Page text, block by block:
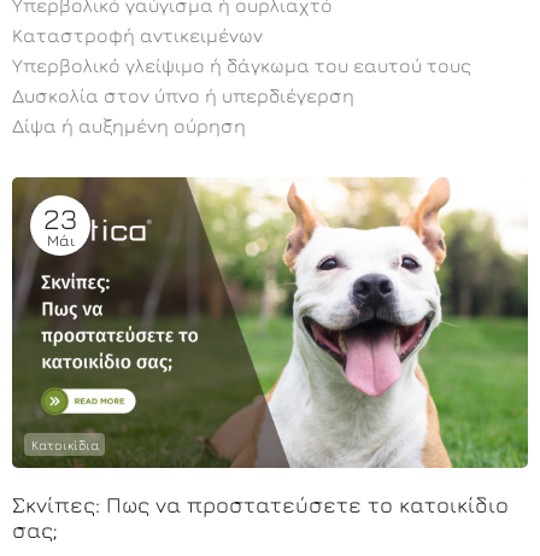
Υπερβολικό γαύγισμα ή ουρλιαχτό
Καταστροφή αντικειμένων
Υπερβολικό γλείψιμο ή δάγκωμα του εαυτού τους
Δυσκολία στον ύπνο ή υπερδιέγερση
Δίψα ή αυξημένη ούρηση
23
Μάι
Κατοικίδια
Σκνίπες: Πως να προστατεύσετε το κατοικίδιο
σας;